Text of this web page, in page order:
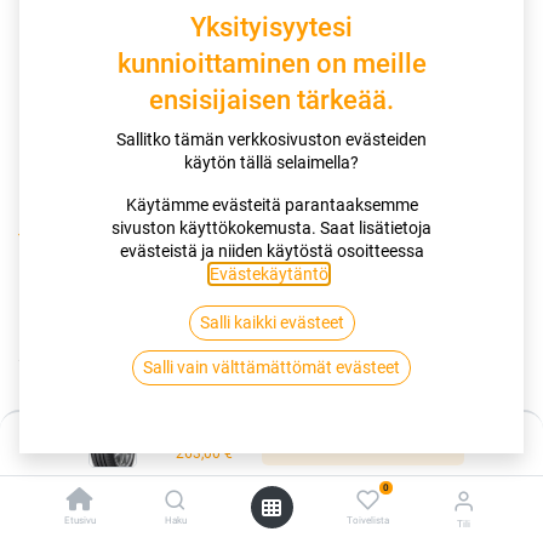
263,00€
Etusivu Haku
0
Toivelista Tili
Kauppa
235/60R20 108H GOODYEAR EFFICIENTGRIP PERFORMANCE
235/60R20 108H GOODYEAR
EFFICIENTGRIP PERFORMANCE 2 XL
*|EDT
5452000831293 Tuotekoodi:257983
Tällä tuotteella ei ole kelvollista yhdistelmää.
Yksityisyytesi
kunnioittaminen on meille
ensisijaisen tärkeää.
Sallitko tämän verkkosivuston evästeiden
käytön tällä selaimella?
Käytämme evästeitä parantaaksemme
sivuston käyttökokemusta. Saat lisätietoja
evästeistä ja niiden käytöstä osoitteessa
Evästekäytäntö
Salli kaikki evästeet
Salli vain välttämättömät evästeet